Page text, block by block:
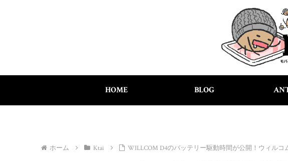
HOME BLOG
ホーム Ktai WILLCOM D4のバッテリー駆動時間が公開！ウィルコ